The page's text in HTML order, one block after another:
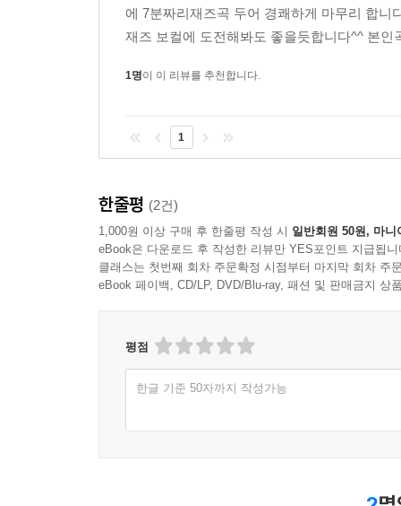
에 7분짜리재즈곡 두어 경쾌하게 마무리 합
재즈 보컬에 도전해봐도 좋을듯합니다^^ 본
1명이 이 리뷰를 추천합니다.
1
한줄평 (2건)
1,000원 이상 구매 후 한줄평 작성 시 일반회원 50원, 마니
eBook은 다운로드 후 작성한 리뷰만 YES포인트 지급됩니
클래스는 첫번째 회차 주문확정 시점부터 마지막 회차 주
eBook 페이백, CD/LP, DVD/Blu-ray, 패션 및 판매금지 상
평점
한글 기준 50자까지 작성가능